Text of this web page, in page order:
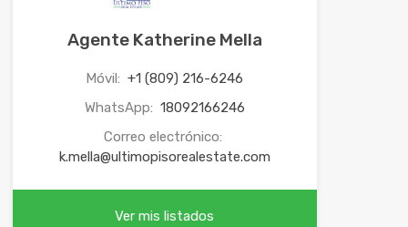
Agente Katherine Mella
Móvil: +1 (809) 216-6246
WhatsApp: 18092166246
Correo electrónico:
k.mella@ultimopisorealestate.com
Ver mis listados